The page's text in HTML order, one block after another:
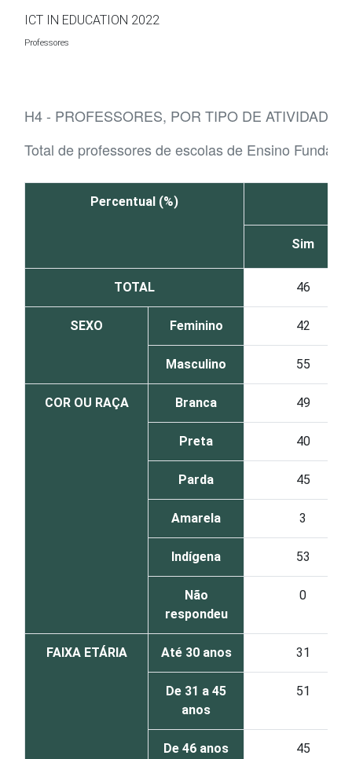
ICT IN EDUCATION 2022
Professores
H4 - PROFESSORES, POR TIPO DE
Total de professores de escolas de Ensino
Percentual (%)
Sim
TOTAL 46
SEXO Feminino 42
Masculino 55
COR OU RAÇA Branca 49
Preta 40
Parda 45
Amarela 3
Indígena 53
Não
respondeu
0
FAIXA ETÁRIA Até 30 anos 31
De 31 a 45
anos
51
De 46 anos
45